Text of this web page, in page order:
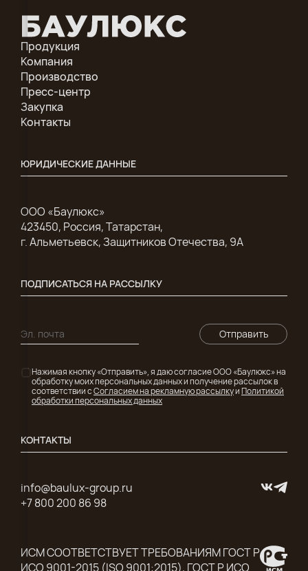
Продукция
Компания
Производство
Пресс-центр
Закупка
Контакты
ЮРИДИЧЕСКИЕ ДАННЫЕ
ООО «Баулюкс»
423450, Россия, Татарстан,
г. Альметьевск, Защитников Отечества, 9А
ПОДПИСАТЬСЯ НА РАССЫЛКУ
Отправить
Нажимая кнопку «Отправить», я даю согласие ООО «Баулюкс» на
обработку моих персональных данных и получение рассылок в
соответствии сСогласием на рекламную рассылкуиПолитикой
обработки персональных данных
КОНТАКТЫ
info@baulux-group.ru
+7 800 200 86 98
ИСМ СООТВЕТСТВУЕТ ТРЕБОВАНИЯМ ГОСТ Р
ИСО 9001-2015 (ISO 9001:2015), ГОСТ Р ИСО